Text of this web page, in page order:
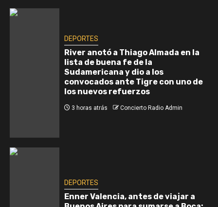
DEPORTES
River anotó a Thiago Almada en la
lista de buena fe de la
Sudamericana y dio a los
convocados ante Tigre con uno de
los nuevos refuerzos
3 horas atrás Concierto Radio Admin
DEPORTES
Enner Valencia, antes de viajar a